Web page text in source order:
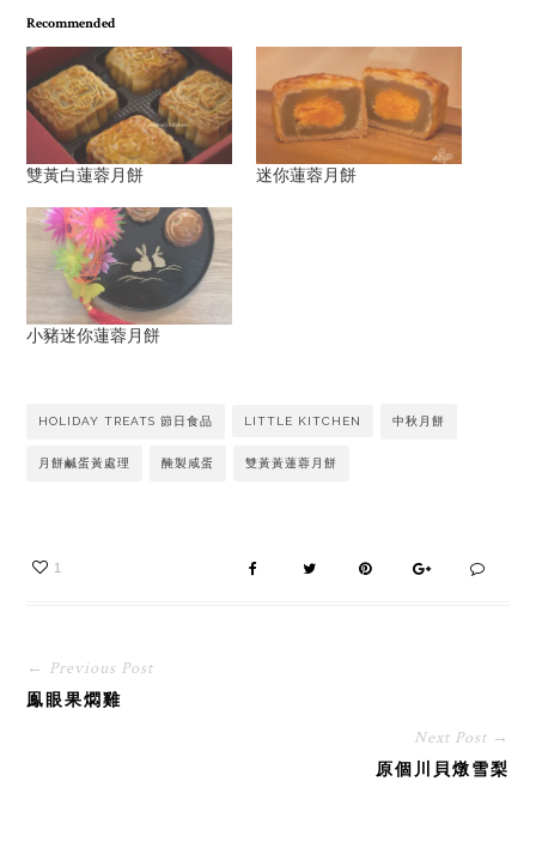
Recommended
雙黃白蓮蓉月餅 迷你蓮蓉月餅
小豬迷你蓮蓉月餅
HOLIDAY TREATS 節日食品 LITTLE KITCHEN 中秋月餅
月餅鹹蛋黃處理 醃製咸蛋 雙黃黃蓮蓉月餅
1
← Previous Post
鳯眼果燜雞
Next Post →
原個川貝燉雪梨